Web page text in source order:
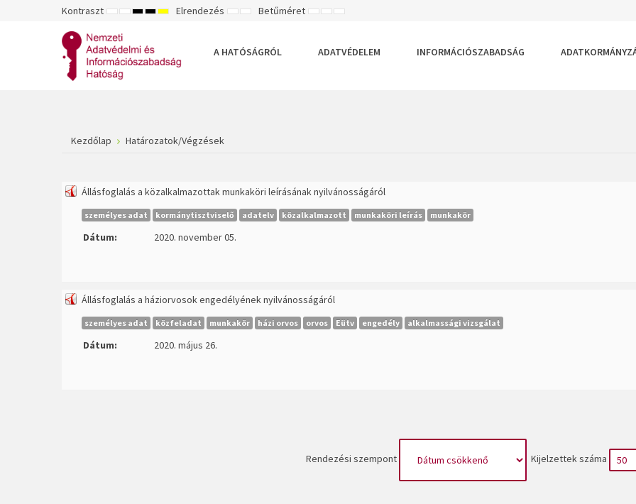
Kontraszt ALAPÉRTELMEZETT
ÉJSZAKAI
NAGY
FEHÉR
MÓD
NAGY
SÁRGA
MÓD
NAGY
MÓD
Elrendezés RÖGZÍTETT
SZÉLES
Betűméret KISEBB
ALAPÉRTELMEZETT
NAGYOBB
A HATÓSÁGRÓL
ADATVÉDELEM INFORMÁCIÓSZABADSÁG
Kezdőlap Határozatok/Végzések
Állásfoglalás a közalkalmazottak munkaköri leírásának nyilvánosságáról
személyes adat kormánytisztviselő adatelv közalkalmazott munkaköri leírás munkakör
Dátum:
2020. november 05.
Állásfoglalás a háziorvosok engedélyének nyilvánosságáról
személyes adat közfeladat munkakör házi orvos orvos Eütv engedély alkalmassági vizsgálat
Dátum:
2020. május 26.
Rendezési szempont Kijelzettek száma